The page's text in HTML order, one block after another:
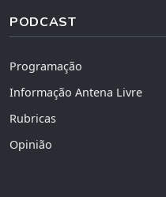
PODCAST
Programação
Informação Antena Livre
Rubricas
Opinião